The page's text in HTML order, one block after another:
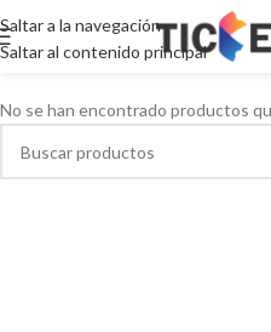
Saltar a la navegación
Saltar al contenido principal
No se han encontrado productos